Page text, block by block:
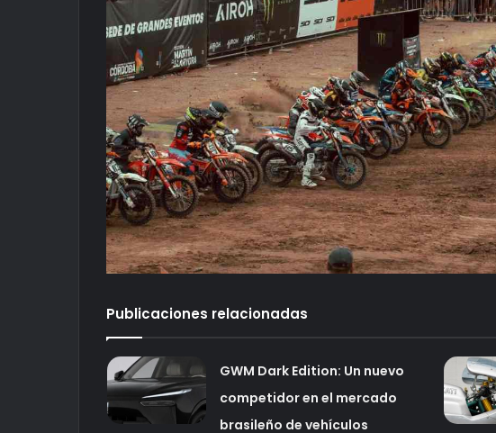
Publicaciones relacionadas
GWM Dark Edition: Un nuevo
competidor en el mercado
brasileño de vehículos